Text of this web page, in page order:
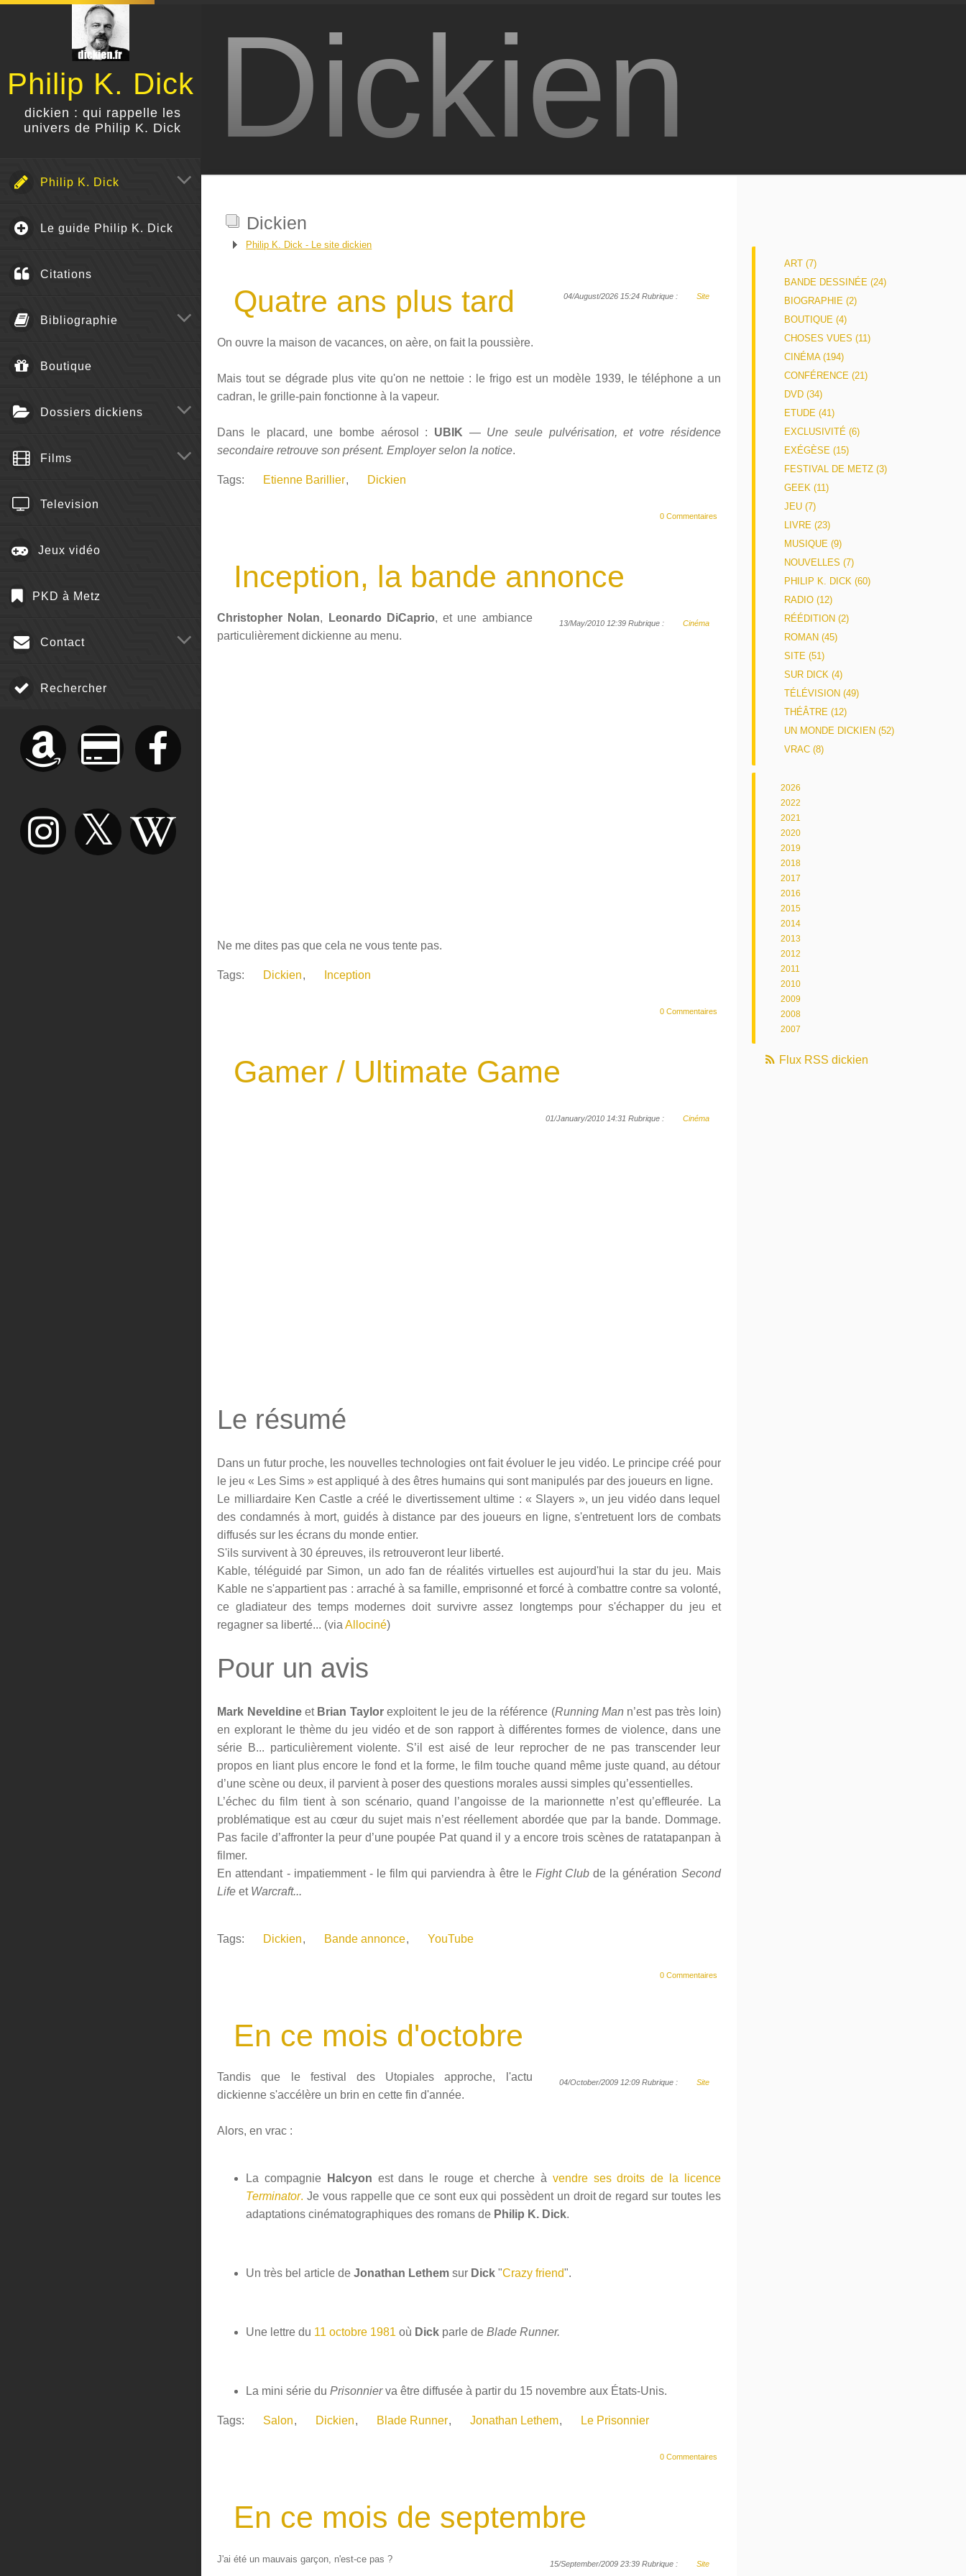
Philip K. Dick
dickien : qui rappelle les
univers de Philip K. Dick
Philip K. Dick
Le guide Philip K. Dick
Citations
Bibliographie
Boutique
Dossiers dickiens
Films
Television
Jeux vidéo
PKD à Metz
Contact
Rechercher
Dickien
Dickien
Philip K. Dick - Le site dickien
Quatre ans plus tard 04/August/2026 15:24 Rubrique : Site
On ouvre la maison de vacances, on aère, on fait la poussière.
Mais tout se dégrade plus vite qu'on ne nettoie : le frigo est un modèle 1939, le téléphone a un
cadran, le grille-pain fonctionne à la vapeur.
Dans le placard, une bombe aérosol : UBIK — Une seule pulvérisation, et votre résidence
secondaire retrouve son présent. Employer selon la notice.
Tags: Etienne Barillier, Dickien
0 Commentaires
Inception, la bande annonce
13/May/2010 12:39 Rubrique : Cinéma
Christopher Nolan, Leonardo DiCaprio, et une ambiance
particulièrement dickienne au menu.
Ne me dites pas que cela ne vous tente pas.
Tags: Dickien, Inception
0 Commentaires
Gamer / Ultimate Game
01/January/2010 14:31 Rubrique : Cinéma
Le résumé
Dans un futur proche, les nouvelles technologies ont fait évoluer le jeu vidéo. Le principe créé pour
le jeu « Les Sims » est appliqué à des êtres humains qui sont manipulés par des joueurs en ligne.
Le milliardaire Ken Castle a créé le divertissement ultime : « Slayers », un jeu vidéo dans lequel
des condamnés à mort, guidés à distance par des joueurs en ligne, s'entretuent lors de combats
diffusés sur les écrans du monde entier.
S'ils survivent à 30 épreuves, ils retrouveront leur liberté.
Kable, téléguidé par Simon, un ado fan de réalités virtuelles est aujourd'hui la star du jeu. Mais
Kable ne s'appartient pas : arraché à sa famille, emprisonné et forcé à combattre contre sa volonté,
ce gladiateur des temps modernes doit survivre assez longtemps pour s'échapper du jeu et
regagner sa liberté... (viaAllociné)
Pour un avis
Mark Neveldineet Brian Taylorexploitent le jeu de la référence (Running Man n’est pas très loin)
en explorant le thème du jeu vidéo et de son rapport à différentes formes de violence, dans une
série B... particulièrement violente. S’il est aisé de leur reprocher de ne pas transcender leur
propos en liant plus encore le fond et la forme, le film touche quand même juste quand, au détour
d’une scène ou deux, il parvient à poser des questions morales aussi simples qu’essentielles.
L’échec du film tient à son scénario, quand l’angoisse de la marionnette n’est qu’effleurée. La
problématique est au cœur du sujet mais n’est réellement abordée que par la bande. Dommage.
Pas facile d’affronter la peur d’une poupée Pat quand il y a encore trois scènes de ratatapanpan à
filmer.
En attendant - impatiemment - le film qui parviendra à être le Fight Clubde la génération Second
Life et Warcraft...
Tags: Dickien, Bande annonce, YouTube
0 Commentaires
En ce mois d'octobre
04/October/2009 12:09 Rubrique : Site
Tandis que le festival des Utopiales approche, l'actu
dickienne s'accélère un brin en cette fin d'année.
Alors, en vrac :
La compagnie Halcyon est dans le rouge et cherche à vendre ses droits de la licence
Terminator. Je vous rappelle que ce sont eux qui possèdent un droit de regard sur toutes les
adaptations cinématographiques des romans de Philip K. Dick.
Un très bel article deJonathan Lethem sur Dick "Crazy friend".
Une lettre du 11 octobre 1981 où Dick parle deBlade Runner.
La mini série duPrisonnierva être diffusée à partir du 15 novembre aux États-Unis.
Tags: Salon, Dickien, Blade Runner, Jonathan Lethem, Le Prisonnier
0 Commentaires
En ce mois de septembre
15/September/2009 23:39 Rubrique : Site
J'ai été un mauvais garçon, n'est-ce pas ?
ART (7)
BANDE DESSINÉE (24)
BIOGRAPHIE (2)
BOUTIQUE (4)
CHOSES VUES (11)
CINÉMA (194)
CONFÉRENCE (21)
DVD (34)
ETUDE (41)
EXCLUSIVITÉ (6)
EXÉGÈSE (15)
FESTIVAL DE METZ (3)
GEEK (11)
JEU (7)
LIVRE (23)
MUSIQUE (9)
NOUVELLES (7)
PHILIP K. DICK (60)
RADIO (12)
RÉÉDITION (2)
ROMAN (45)
SITE (51)
SUR DICK (4)
TÉLÉVISION (49)
THÉÂTRE (12)
UN MONDE DICKIEN (52)
VRAC (8)
2026
2022
2021
2020
2019
2018
2017
2016
2015
2014
2013
2012
2011
2010
2009
2008
2007
Flux RSS dickien